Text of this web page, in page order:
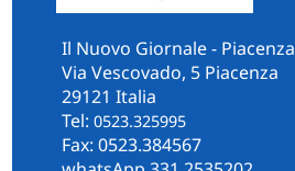
Il Nuovo Giornale - Piacenza
Via Vescovado, 5 Piacenza
29121 Italia
Tel: 0523.325995
Fax: 0523.384567